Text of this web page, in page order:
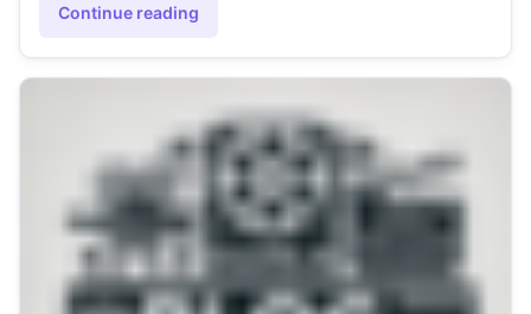
Continue reading
"Hollow Knight: Silksong – Primeiras Impressões"